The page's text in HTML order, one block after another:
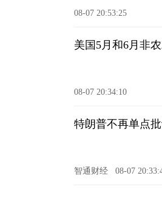
08-07 20:53:25
美国5月和6月非
08-07 20:34:10
特朗普不再单点
智通财经 08-07